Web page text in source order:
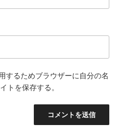
するためブラウザーに自分の名
トを保存する。